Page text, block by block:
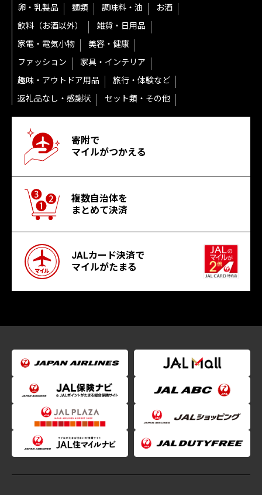
卵・乳製品
麺類 調味料・油
お酒
飲料（お酒以外）
雑貨・日用品
家電・電気小物
美容・健康
ファッション
家具・インテリア
趣味・アウトドア用品
旅行・体験など
返礼品なし・感謝状
セット類・その他
寄附で
マイルがつかえる
複数自治体を
まとめて決済
JALカード決済で
マイルがたまる